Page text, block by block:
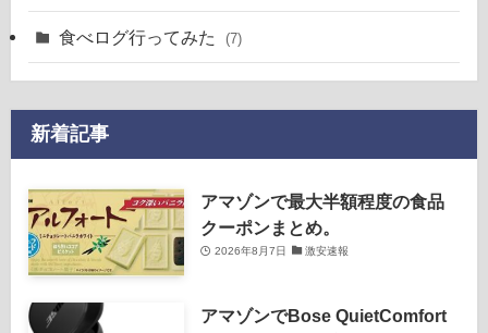
食べログ行ってみた (7)
新着記事
アマゾンで最大半額程度の食品
クーポンまとめ。
2026年8月7日 激安速報
アマゾンでBose QuietComfort